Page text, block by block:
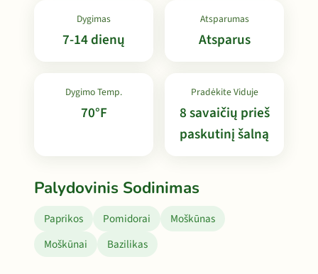
Dygimas
7-14 dienų
Atsparumas
Atsparus
Dygimo Temp.
70°F
Pradėkite Viduje
8 savaičių prieš
paskutinį šalną
Palydovinis Sodinimas
Paprikos Pomidorai
Moškūnas
Moškūnai
Bazilikas